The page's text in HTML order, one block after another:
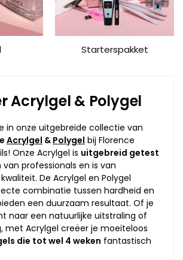
Starterspakket
Acrylgel & Polygel
in onze uitgebreide collectie van
Acrylgel & Polygel bij Florence
Onze Acrylgel is uitgebreid getest
professionals en is van
De Acrylgel en Polygel
combinatie tussen hardheid en
een duurzaam resultaat. Of je
naar een natuurlijke uitstraling of
met Acrylgel creëer je moeiteloos
die tot wel 4 weken fantastisch